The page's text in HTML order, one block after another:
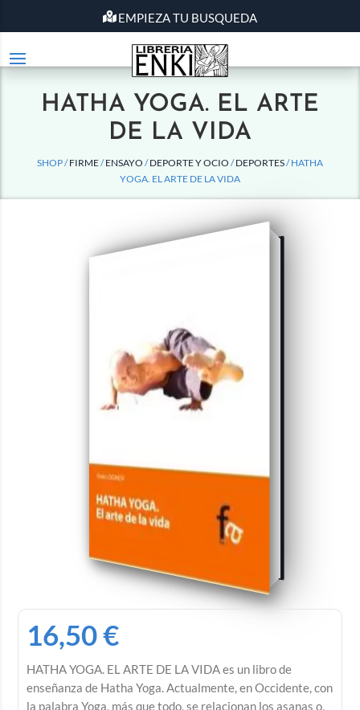
EMPIEZA TU BUSQUEDA
HATHA YOGA. EL ARTE
DE LA VIDA
SHOP /FIRME/ENSAYO /DEPORTE Y OCIO /DEPORTES/ HATHA
YOGA. EL ARTE DE LA VIDA
16,50€
HATHA YOGA. EL ARTE DE LA VIDA es un libro de
enseñanza de Hatha Yoga. Actualmente, en Occidente, con
la palabra Yoga, más que todo, se relacionan los asanas o,